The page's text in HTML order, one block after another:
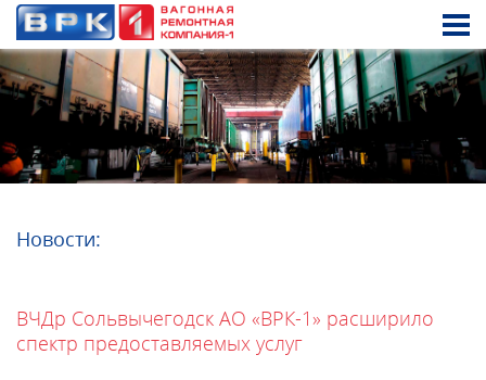
Новости:
ВЧДр Сольвычегодск АО «ВРК-1» расширило
спектр предоставляемых услуг